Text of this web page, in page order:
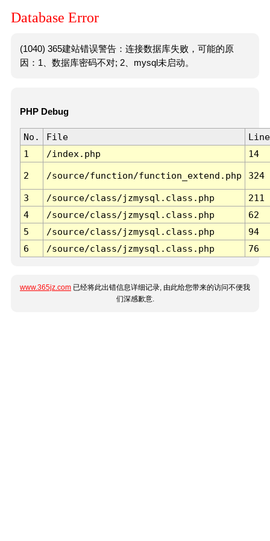
Database Error
(1040) 365建站错误警告：连接数据库失败，可能的原
因：1、数据库密码不对; 2、mysql未启动。
PHP Debug
No. File
Line
1
/index.php 14
2 /source/function/function_extend.php 324
3 /source/class/jzmysql.class.php
211
4
/source/class/jzmysql.class.php
62
5
/source/class/jzmysql.class.php
94
6
/source/class/jzmysql.class.php 76
www.365jz.com 已经将此出错信息详细记录, 由此给您带来的访问不便我
们深感歉意.